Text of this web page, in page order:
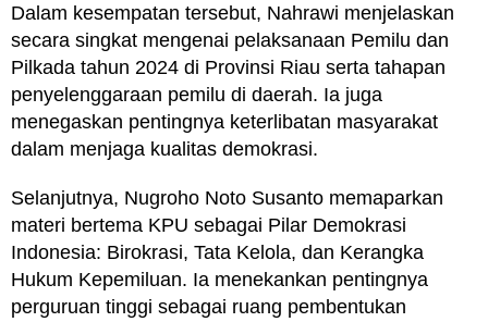
Dalam kesempatan tersebut, Nahrawi menjelaskan
secara singkat mengenai pelaksanaan Pemilu dan
Pilkada tahun 2024 di Provinsi Riau serta tahapan
penyelenggaraan pemilu di daerah. Ia juga
menegaskan pentingnya keterlibatan masyarakat
dalam menjaga kualitas demokrasi.
Selanjutnya, Nugroho Noto Susanto memaparkan
materi bertema KPU sebagai Pilar Demokrasi
Indonesia: Birokrasi, Tata Kelola, dan Kerangka
Hukum Kepemiluan. Ia menekankan pentingnya
perguruan tinggi sebagai ruang pembentukan